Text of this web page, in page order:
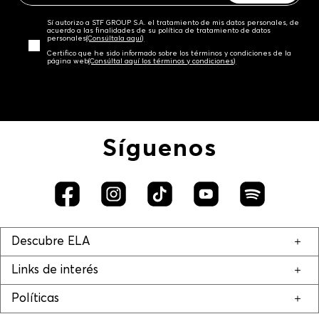
Sí autorizo a STF GROUP S.A. el tratamiento de mis datos personales, de
acuerdo a las finalidades de su política de tratamiento de datos
personales‎(Consúltala aquí)
Certifico que he sido informado sobre los términos y condiciones de la
página web‎(Consúltal aquí los términos y condiciones)
Síguenos
Descubre ELA
Links de interés
Políticas